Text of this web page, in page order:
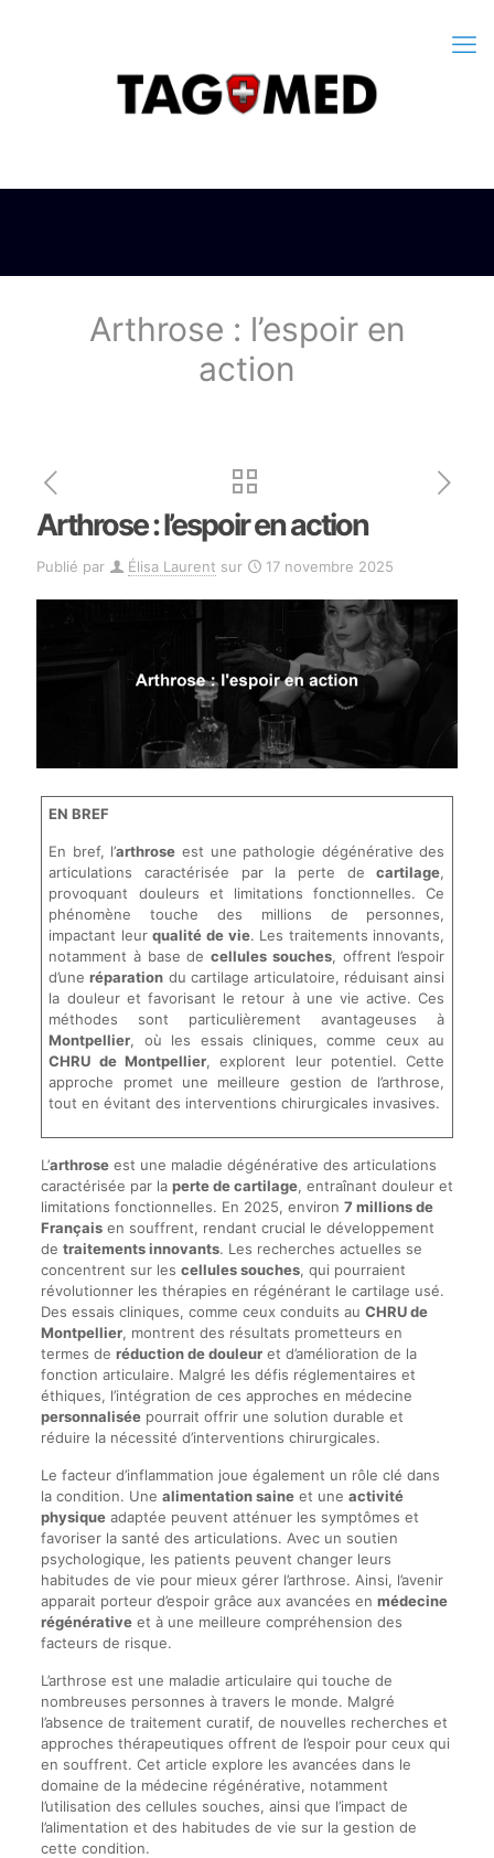
Arthrose : l’espoir en
action
Arthrose : l’espoir en action
Publié par Élisa Laurent sur 17 novembre 2025
EN BREF
En bref, l’arthrose est une pathologie dégénérative des
articulations caractérisée par la perte decartilage,
provoquant douleurs et limitations fonctionnelles. Ce
phénomène touche des millions de personnes,
impactant leurqualité de vie. Les traitements innovants,
notamment à base decellules souches, offrent l’espoir
d’uneréparation du cartilage articulatoire, réduisant ainsi
la douleur et favorisant le retour à une vie active. Ces
méthodes sont particulièrement avantageuses à
Montpellier, où les essais cliniques, comme ceux au
CHRU de Montpellier, explorent leur potentiel. Cette
approche promet une meilleure gestion de l’arthrose,
tout en évitant des interventions chirurgicales invasives.
L’arthroseest une maladie dégénérative des articulations
caractérisée par la perte de cartilage, entraînant douleur et
limitations fonctionnelles. En 2025, environ 7 millions de
Françaisen souffrent, rendant crucial le développement
de traitements innovants. Les recherches actuelles se
concentrent sur les cellules souches, qui pourraient
révolutionner les thérapies en régénérant le cartilage usé.
Des essais cliniques, comme ceux conduits au CHRU de
Montpellier, montrent des résultats prometteurs en
termes de réduction de douleuret d’amélioration de la
fonction articulaire. Malgré les défis réglementaires et
éthiques, l’intégration de ces approches en médecine
personnaliséepourrait offrir une solution durable et
réduire la nécessité d’interventions chirurgicales.
Le facteur d’inflammation joue également un rôle clé dans
la condition. Une alimentation saineet une activité
physiqueadaptée peuvent atténuer les symptômes et
favoriser la santé des articulations. Avec un soutien
psychologique, les patients peuvent changer leurs
habitudes de vie pour mieux gérer l’arthrose. Ainsi, l’avenir
apparait porteur d’espoir grâce aux avancées en médecine
régénérativeet à une meilleure compréhension des
facteurs de risque.
L’arthrose est une maladie articulaire qui touche de
nombreuses personnes à travers le monde. Malgré
l’absence de traitement curatif, de nouvelles recherches et
approches thérapeutiques offrent de l’espoir pour ceux qui
en souffrent. Cet article explore les avancées dans le
domaine de la médecine régénérative, notamment
l’utilisation des cellules souches, ainsi que l’impact de
l’alimentation et des habitudes de vie sur la gestion de
cette condition.